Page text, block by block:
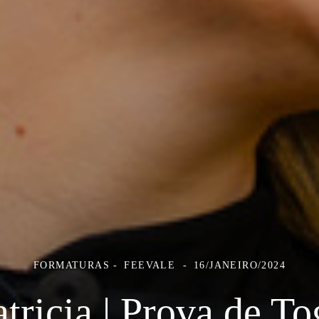
FORMATURAS FEEVALE 16/JANEIRO/2024